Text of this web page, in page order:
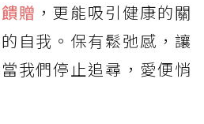
贈 ，更能吸引健康的關
自我。保有鬆弛感，讓
我們停止追尋，愛便悄